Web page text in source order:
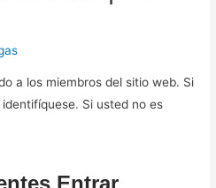
a los miembros del sitio web. Si
Si usted no es
Entrar